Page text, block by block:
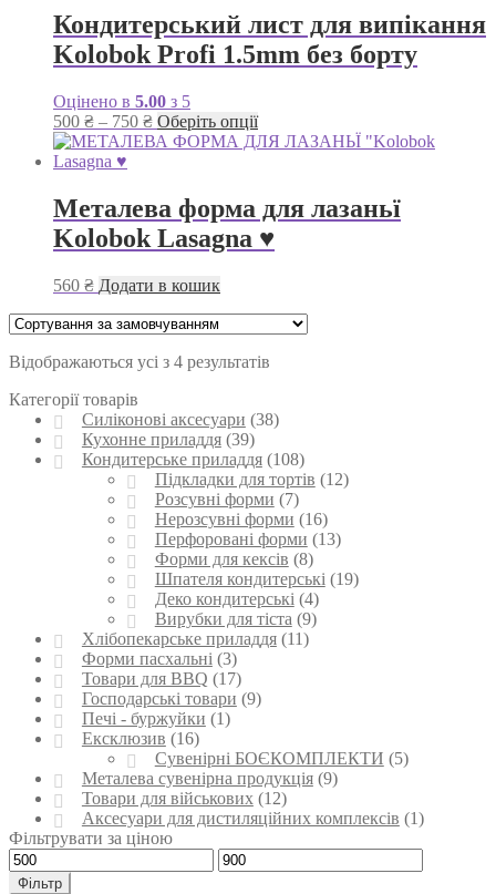
до
900 ₴
варіантів.
Параметри
можна
сторінці
товару
Кондитерський лист для випікання
Kolobok Profi 1.5mm без борту
Оцінено в 5.00 з 5
500 ₴ – 750 ₴Діапазон
цін:
750 ₴
Оберіть опціїЦей
товар
Параметри
можна
товару
Металева форма для лазаньї
Kolobok Lasagna ♥
560 ₴ Додати в кошик
Відображаються усі з 4 результатів
Категорії товарів
Силіконові аксесуари (38)
Кухонне приладдя (39)
Кондитерське приладдя (108)
Підкладки для тортів (12)
Розсувні форми (7)
Нерозсувні форми (16)
Перфоровані форми (13)
Форми для кексів (8)
Шпателя кондитерські (19)
Деко кондитерські (4)
Вирубки для тіста (9)
Хлібопекарське приладдя (11)
Форми пасхальні (3)
Товари для BBQ (17)
Господарські товари (9)
Печі - буржуйки (1)
Ексклюзив (16)
Сувенірні БОЄКОМПЛЕКТИ (5)
Металева сувенірна продукція (9)
Товари для військових (12)
Аксесуари для дистиляційних комплексів (1)
Фільтрувати за ціною
Мінімальна
ціна
Найбільша
ціна
Фільтр